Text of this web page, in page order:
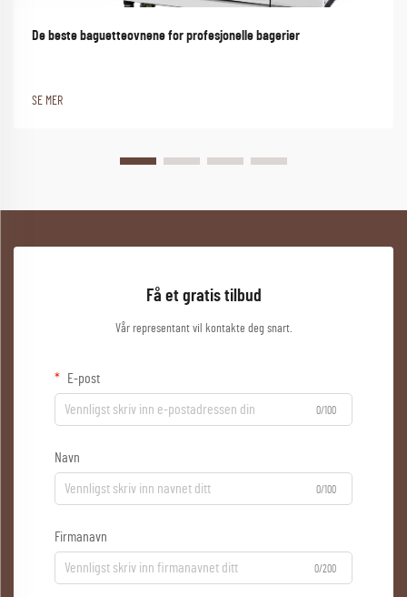
De beste baguetteovnene for profesjonelle bagerier
SE MER
Få et gratis tilbud
Vår representant vil kontakte deg snart.
E-post
0/100
Navn
0/100
Firmanavn
0/200